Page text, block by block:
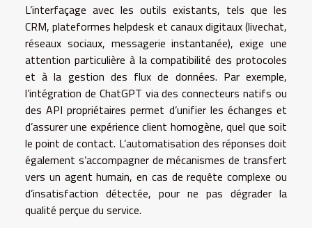
L’interfaçage avec les outils existants, tels que les
CRM, plateformes helpdesk et canaux digitaux (livechat,
réseaux sociaux, messagerie instantanée), exige une
attention particulière à la compatibilité des protocoles
et à la gestion des flux de données. Par exemple,
l’intégration de ChatGPT via des connecteurs natifs ou
des API propriétaires permet d’unifier les échanges et
d’assurer une expérience client homogène, quel que soit
le point de contact. L’automatisation des réponses doit
également s’accompagner de mécanismes de transfert
vers un agent humain, en cas de requête complexe ou
d’insatisfaction détectée, pour ne pas dégrader la
qualité perçue du service.